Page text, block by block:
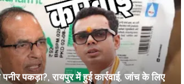
पकड़ा?, रायपुर में हुई कार्रवाई, जांच के लिए